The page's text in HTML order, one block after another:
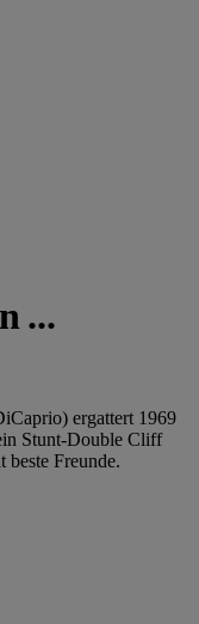
...
ergattert 1969
Stunt-Double Cliff
Freunde.